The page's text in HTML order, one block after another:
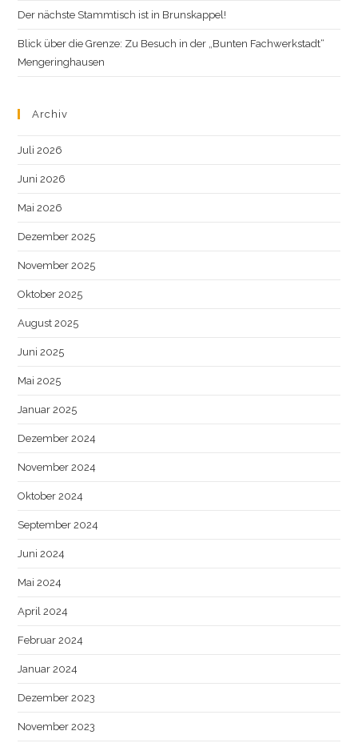
Der nächste Stammtisch ist in Brunskappel!
Blick über die Grenze: Zu Besuch in der „Bunten Fachwerkstadt“
Mengeringhausen
Archiv
Juli 2026
Juni 2026
Mai 2026
Dezember 2025
November 2025
Oktober 2025
August 2025
Juni 2025
Mai 2025
Januar 2025
Dezember 2024
November 2024
Oktober 2024
September 2024
Juni 2024
Mai 2024
April 2024
Februar 2024
Januar 2024
Dezember 2023
November 2023